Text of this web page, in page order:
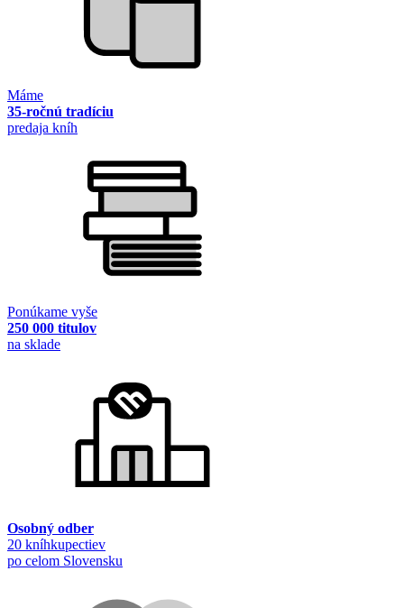
Máme
35-ročnú tradíciu
predaja kníh
Ponúkame vyše
250 000 titulov
na sklade
Osobný odber
20 kníhkupectiev
po celom Slovensku